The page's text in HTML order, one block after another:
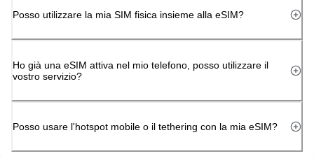
Posso utilizzare la mia SIM fisica insieme alla eSIM?
Ho già una eSIM attiva nel mio telefono, posso utilizzare il
vostro servizio?
Posso usare l'hotspot mobile o il tethering con la mia eSIM?